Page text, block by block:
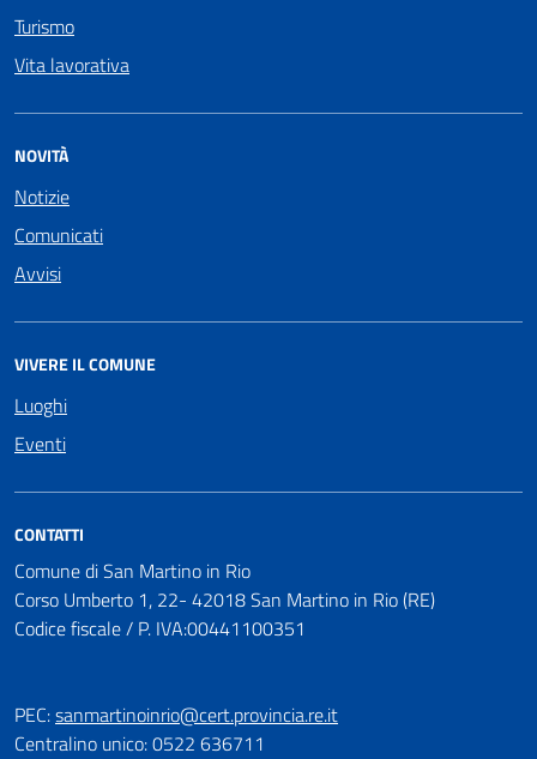
Turismo
Vita lavorativa
NOVITÀ
Notizie
Comunicati
Avvisi
VIVERE IL COMUNE
Luoghi
Eventi
CONTATTI
Comune di San Martino in Rio
Corso Umberto 1, 22- 42018 San Martino in Rio (RE)
Codice fiscale / P. IVA:00441100351
PEC:sanmartinoinrio@cert.provincia.re.it
Centralino unico: 0522 636711